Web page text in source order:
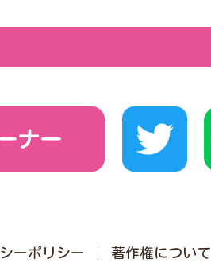
ナー
ーポリシー 著作権について